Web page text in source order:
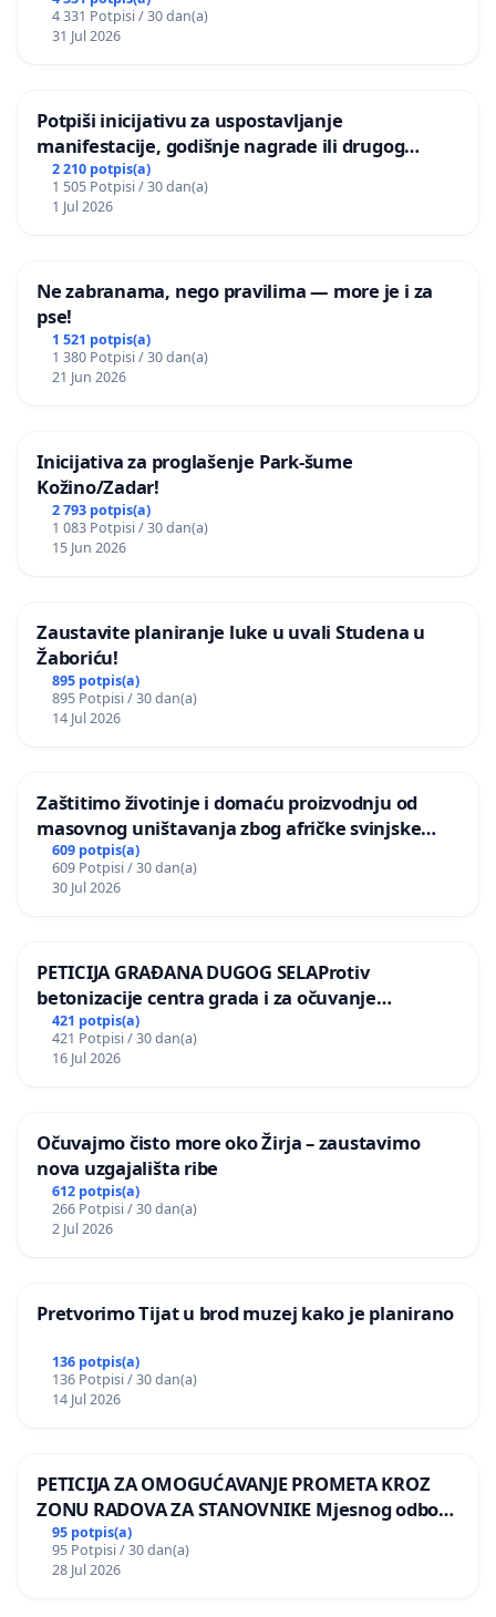
4 331 Potpisi / 30 dan(a)
31 Jul 2026
Potpiši inicijativu za uspostavljanje
manifestacije, godišnje nagrade ili drugog
javnog događaja „Edin Avdić“ u Sarajevu
2 210 potpis(a)
1 505 Potpisi / 30 dan(a)
1 Jul 2026
Ne zabranama, nego pravilima — more je i za
pse!
1 521 potpis(a)
1 380 Potpisi / 30 dan(a)
21 Jun 2026
Inicijativa za proglašenje Park-šume
Kožino/Zadar!
2 793 potpis(a)
1 083 Potpisi / 30 dan(a)
15 Jun 2026
Zaustavite planiranje luke u uvali Studena u
Žaboriću!
895 potpis(a)
895 Potpisi / 30 dan(a)
14 Jul 2026
Zaštitimo životinje i domaću proizvodnju od
masovnog uništavanja zbog afričke svinjske
kuge
609 potpis(a)
609 Potpisi / 30 dan(a)
30 Jul 2026
PETICIJA GRAĐANA DUGOG SELAProtiv
betonizacije centra grada i za očuvanje
postojećih zelenih površina i odraslih stabala pri
donošenju izmjena urbanističkog plana
421 potpis(a)
421 Potpisi / 30 dan(a)
16 Jul 2026
Očuvajmo čisto more oko Žirja – zaustavimo
nova uzgajališta ribe
612 potpis(a)
266 Potpisi / 30 dan(a)
2 Jul 2026
Pretvorimo Tijat u brod muzej kako je planirano
136 potpis(a)
136 Potpisi / 30 dan(a)
14 Jul 2026
PETICIJA ZA OMOGUĆAVANJE PROMETA KROZ
ZONU RADOVA ZA STANOVNIKE Mjesnog odbora
Kamensko i Lemić Brdo
95 potpis(a)
95 Potpisi / 30 dan(a)
28 Jul 2026